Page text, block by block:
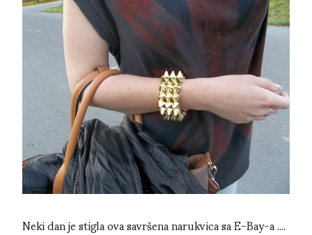
Neki dan je stigla ova savršena narukvica sa E-Bay-a ....